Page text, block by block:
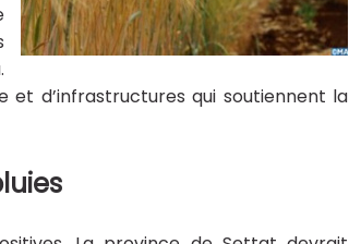
et d’infrastructures qui soutiennent la